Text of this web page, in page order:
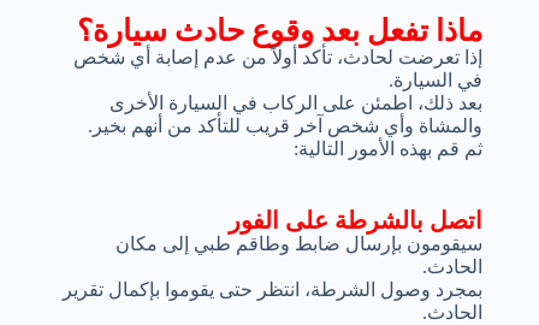
ماذا تفعل بعد وقوع حادث سيارة؟
إذا تعرضت لحادث، تأكد أولاً من عدم إصابة أي شخص
في السيارة.
بعد ذلك، اطمئن على الركاب في السيارة الأخرى
والمشاة وأي شخص آخر قريب للتأكد من أنهم بخير.
ثم قم بهذه الأمور التالية:
اتصل بالشرطة على الفور
سيقومون بإرسال ضابط وطاقم طبي إلى مكان
الحادث.
بمجرد وصول الشرطة، انتظر حتى يقوموا بإكمال تقرير
الحادث.